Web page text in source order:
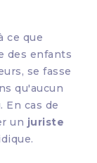
ce que
des enfants
se fasse
qu'aucun
En cas de
un juriste